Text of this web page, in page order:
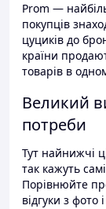
Prom —
покупців
цуциків до
країни
товарів в
Великий
потреби
Тут найнижчі
так кажуть
Порівнюйте
відгуки з